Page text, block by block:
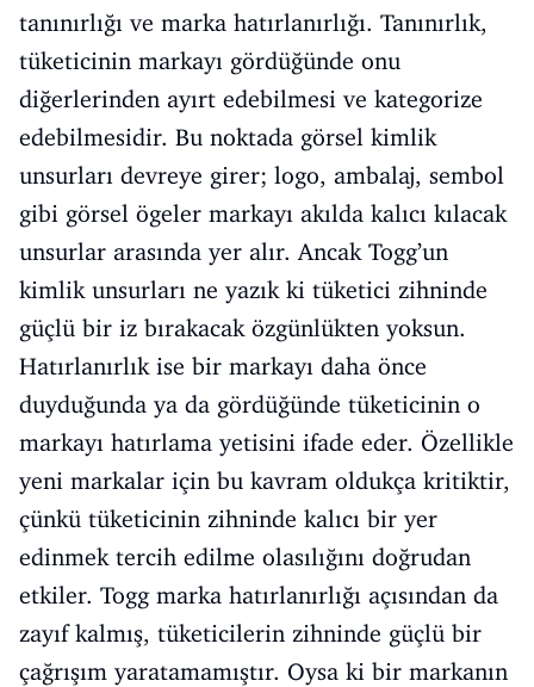
tanınırlığı ve marka hatırlanırlığı. Tanınırlık,
tüketicinin markayı gördüğünde onu
diğerlerinden ayırt edebilmesi ve kategorize
edebilmesidir. Bu noktada görsel kimlik
unsurları devreye girer; logo, ambalaj, sembol
gibi görsel ögeler markayı akılda kalıcı kılacak
unsurlar arasında yer alır. Ancak Togg’un
kimlik unsurları ne yazık ki tüketici zihninde
güçlü bir iz bırakacak özgünlükten yoksun.
Hatırlanırlık ise bir markayı daha önce
duyduğunda ya da gördüğünde tüketicinin o
markayı hatırlama yetisini ifade eder. Özellikle
yeni markalar için bu kavram oldukça kritiktir,
çünkü tüketicinin zihninde kalıcı bir yer
edinmek tercih edilme olasılığını doğrudan
etkiler. Togg marka hatırlanırlığı açısından da
zayıf kalmış, tüketicilerin zihninde güçlü bir
çağrışım yaratamamıştır. Oysa ki bir markanın